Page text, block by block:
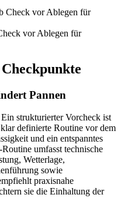
vor Ablegen für
Pannen
strukturierter Vorcheck ist
definierte Routine vor dem
und ein entspanntes
umfasst technische
Wetterlage,
sowie
praxisnahe
sie die Einhaltung der